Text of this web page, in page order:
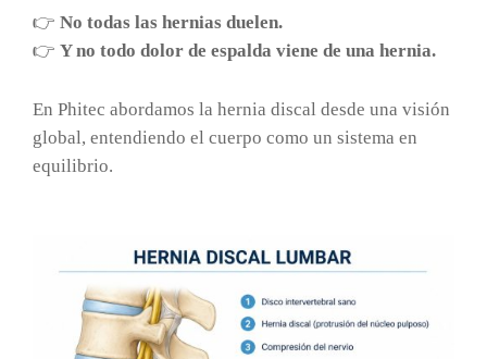
👉No todas las hernias duelen.
👉Y no todo dolor de espalda viene de una hernia.
En Phitec abordamos la hernia discal desde una visión
global, entendiendo el cuerpo como un sistema en
equilibrio.